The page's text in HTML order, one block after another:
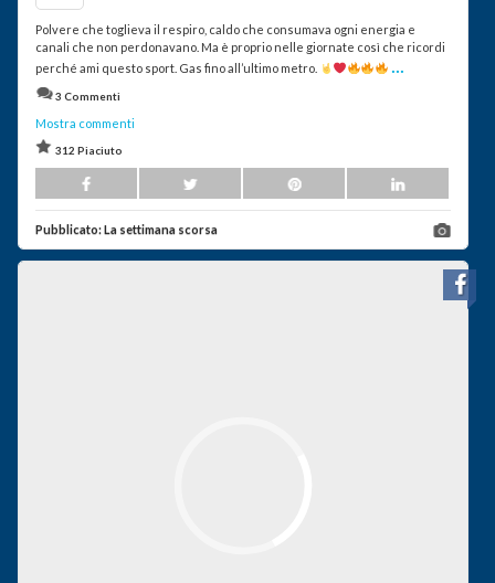
Polvere che toglieva il respiro, caldo che consumava ogni energia e
canali che non perdonavano. Ma è proprio nelle giornate così che ricordi
perché ami questo sport. Gas fino all’ultimo metro.
...
3 Commenti
Mostra commenti
312 Piaciuto
Pubblicato:La settimana scorsa